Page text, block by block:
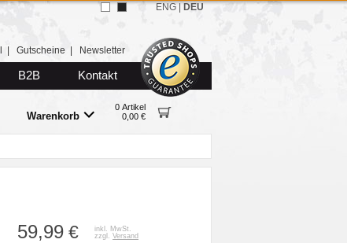
Gutscheine Newsletter
B2B Kontakt
Warenkorb
0 Artikel
0,00 €
ENG DEU
59,99 €
inkl. MwSt.
zzgl. Versand